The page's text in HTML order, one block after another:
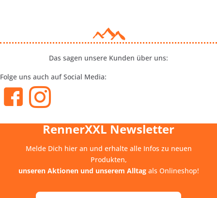
Das sagen unsere Kunden über uns:
Folge uns auch auf Social Media:
RennerXXL Newsletter
Melde Dich hier an und erhalte alle Infos zu neuen
Produkten,
unseren Aktionen und unserem Alltagals Onlineshop!